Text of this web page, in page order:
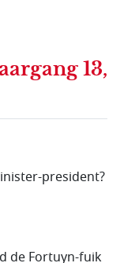
13,
president?
de Fortuyn-fuik